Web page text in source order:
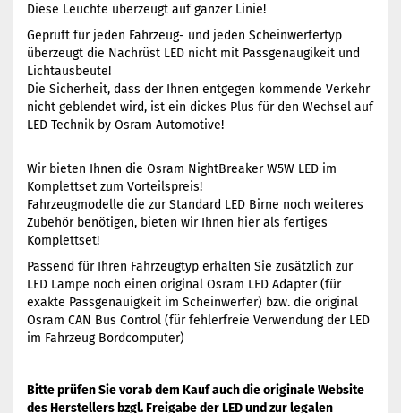
Diese Leuchte überzeugt auf ganzer Linie!
Geprüft für jeden Fahrzeug- und jeden Scheinwerfertyp
überzeugt die Nachrüst LED nicht mit Passgenaugikeit und
Lichtausbeute!
Die Sicherheit, dass der Ihnen entgegen kommende Verkehr
nicht geblendet wird, ist ein dickes Plus für den Wechsel auf
LED Technik by Osram Automotive!
Wir bieten Ihnen die Osram NightBreaker W5W LED im
Komplettset zum Vorteilspreis!
Fahrzeugmodelle die zur Standard LED Birne noch weiteres
Zubehör benötigen, bieten wir Ihnen hier als fertiges
Komplettset!
Passend für Ihren Fahrzeugtyp erhalten Sie zusätzlich zur
LED Lampe noch einen original Osram LED Adapter (für
exakte Passgenauigkeit im Scheinwerfer) bzw. die original
Osram CAN Bus Control (für fehlerfreie Verwendung der LED
im Fahrzeug Bordcomputer)
Bitte prüfen Sie vorab dem Kauf auch die originale Website
des Herstellers bzgl. Freigabe der LED und zur legalen